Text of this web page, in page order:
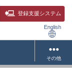
登録支援システム
English
その他